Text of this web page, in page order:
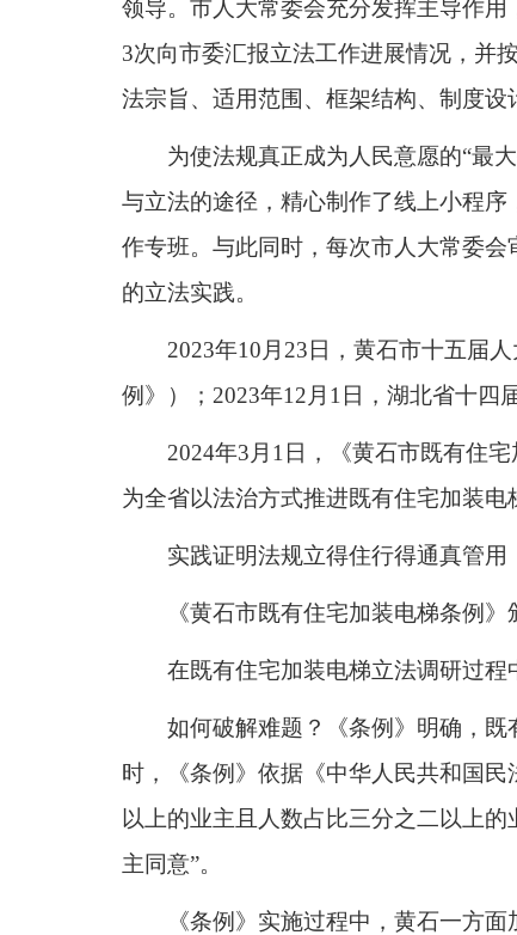
黄石市人民代表大会常务委员
领导。市人大常委会充分发挥主导作
3次向市委汇报立法工作进展情况，并
法宗旨、适用范围、框架结构、制度设
为使法规真正成为人民意愿的“最
与立法的途径，精心制作了线上小程
作专班。与此同时，每次市人大常委
的立法实践。
2023年10月23日，黄石市十五届
例》）；2023年12月1日，湖北省十四
2024年3月1日，《黄石市既有住
为全省以法治方式推进既有住宅加装电
实践证明法规立得住行得通真管用
《黄石市既有住宅加装电梯条例
在既有住宅加装电梯立法调研过程
如何破解难题？《条例》明确，
时，《条例》依据《中华人民共和国
以上的业主且人数占比三分之二以上
主同意”。
《条例》实施过程中，黄石一方